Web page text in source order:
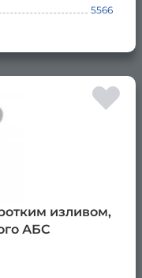
5566
изливом,
АБС